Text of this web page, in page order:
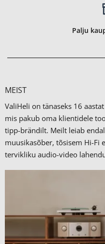
Palju
MEIST
ValiHeli on tänaseks 16
mis pakub oma klientidele
tipp-brändilt. Meilt leiab
muusikasõber, tõsisem Hi-Fi
tervikliku audio-video